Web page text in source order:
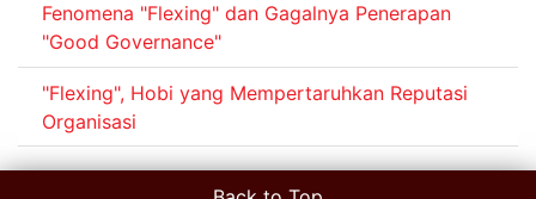
Fenomena "Flexing" dan Gagalnya Penerapan
"Good Governance"
"Flexing", Hobi yang Mempertaruhkan Reputasi
Organisasi